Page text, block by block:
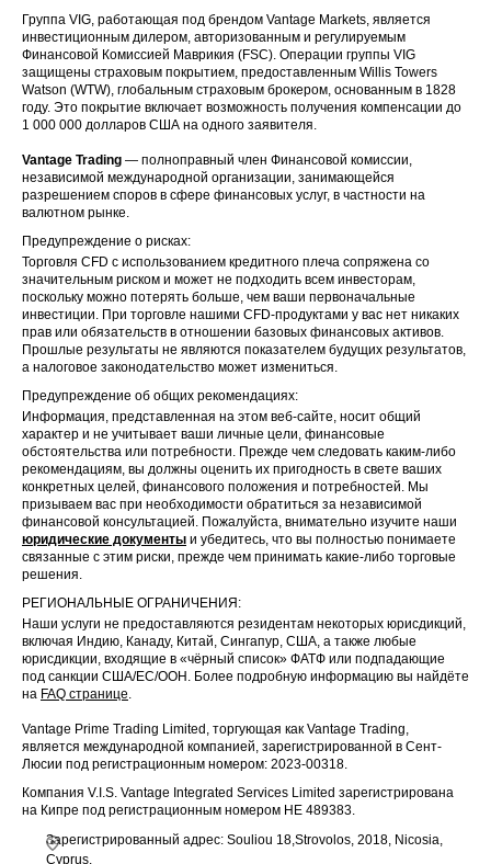
Группа VIG, работающая под брендом Vantage Markets, является
инвестиционным дилером, авторизованным и регулируемым
Финансовой Комиссией Маврикия (FSC). Операции группы VIG
защищены страховым покрытием, предоставленным Willis Towers
Watson (WTW), глобальным страховым брокером, основанным в 1828
году. Это покрытие включает возможность получения компенсации до
1 000 000 долларов США на одного заявителя.
Vantage Trading — полноправный член Финансовой комиссии,
независимой международной организации, занимающейся
разрешением споров в сфере финансовых услуг, в частности на
валютном рынке.
Предупреждение о рисках:
Торговля CFD с использованием кредитного плеча сопряжена со
значительным риском и может не подходить всем инвесторам,
поскольку можно потерять больше, чем ваши первоначальные
инвестиции. При торговле нашими CFD-продуктами у вас нет никаких
прав или обязательств в отношении базовых финансовых активов.
Прошлые результаты не являются показателем будущих результатов,
а налоговое законодательство может измениться.
Предупреждение об общих рекомендациях:
Информация, представленная на этом веб-сайте, носит общий
характер и не учитывает ваши личные цели, финансовые
обстоятельства или потребности. Прежде чем следовать каким-либо
рекомендациям, вы должны оценить их пригодность в свете ваших
конкретных целей, финансового положения и потребностей. Мы
призываем вас при необходимости обратиться за независимой
финансовой консультацией. Пожалуйста, внимательно изучите наши
юридические документы и убедитесь, что вы полностью понимаете
связанные с этим риски, прежде чем принимать какие-либо торговые
решения.
РЕГИОНАЛЬНЫЕ ОГРАНИЧЕНИЯ:
Наши услуги не предоставляются резидентам некоторых юрисдикций,
включая Индию, Канаду, Китай, Сингапур, США, а также любые
юрисдикции, входящие в «чёрный список» ФАТФ или подпадающие
под санкции США/ЕС/ООН. Более подробную информацию вы найдёте
на FAQ странице.
Vantage Prime Trading Limited, торгующая как Vantage Trading,
является международной компанией, зарегистрированной в Сент-
Люсии под регистрационным номером: 2023-00318.
Компания V.I.S. Vantage Integrated Services Limited зарегистрирована
на Кипре под регистрационным номером HE 489383.
Зарегистрированный адрес: Souliou 18,Strovolos, 2018, Nicosia,
Cyprus.